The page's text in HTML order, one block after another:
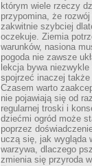
którym wiele rzeczy
przypomina, że
zakwitnie szybciej
oczekuje. Ziemia
warunków, nasiona
pogoda nie zawsze
lekcja bywa
spojrzeć inaczej
Czasem warto
nie pojawiają się od
regularnej troski i
dziećmi ogród może
poprzez
uczą się, jak wygląda
warzywa, dlaczego
zmienia się przyroda